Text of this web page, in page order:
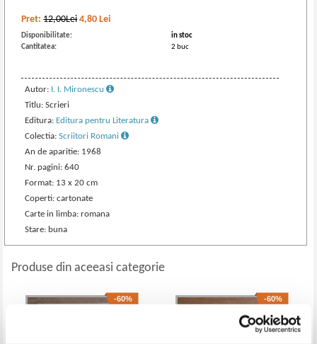
Pret:12,00Lei 4,80 Lei
Disponibilitate:
in stoc
Cantitatea:
2 buc
Autor: I. I. Mironescu
Titlu: Scrieri
Editura: Editura pentru Literatura
Colectia:Scriitori Romani
An de aparitie: 1968
Nr. pagini: 640
Format: 13 x 20 cm
Coperti: cartonate
Carte in limba: romana
Stare: buna
Produse din aceeasi categorie
-60% -60%